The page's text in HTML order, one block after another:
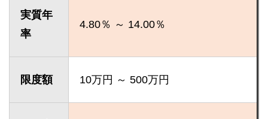
実質年
率
4.80％ ～ 14.00％
限度額 10万円 ～ 500万円